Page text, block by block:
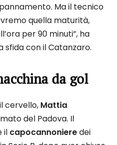
Ma il tecnico
quella maturità,
per 90 minuti”, ha
sfida con il Catanzaro.​
da gol
cervello, Mattia
del Padova. Il
il capocannonieredei